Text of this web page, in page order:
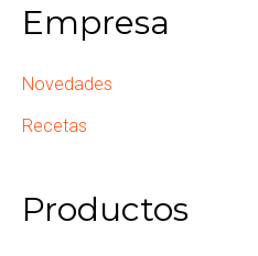
Empresa
Novedades
Recetas
Productos